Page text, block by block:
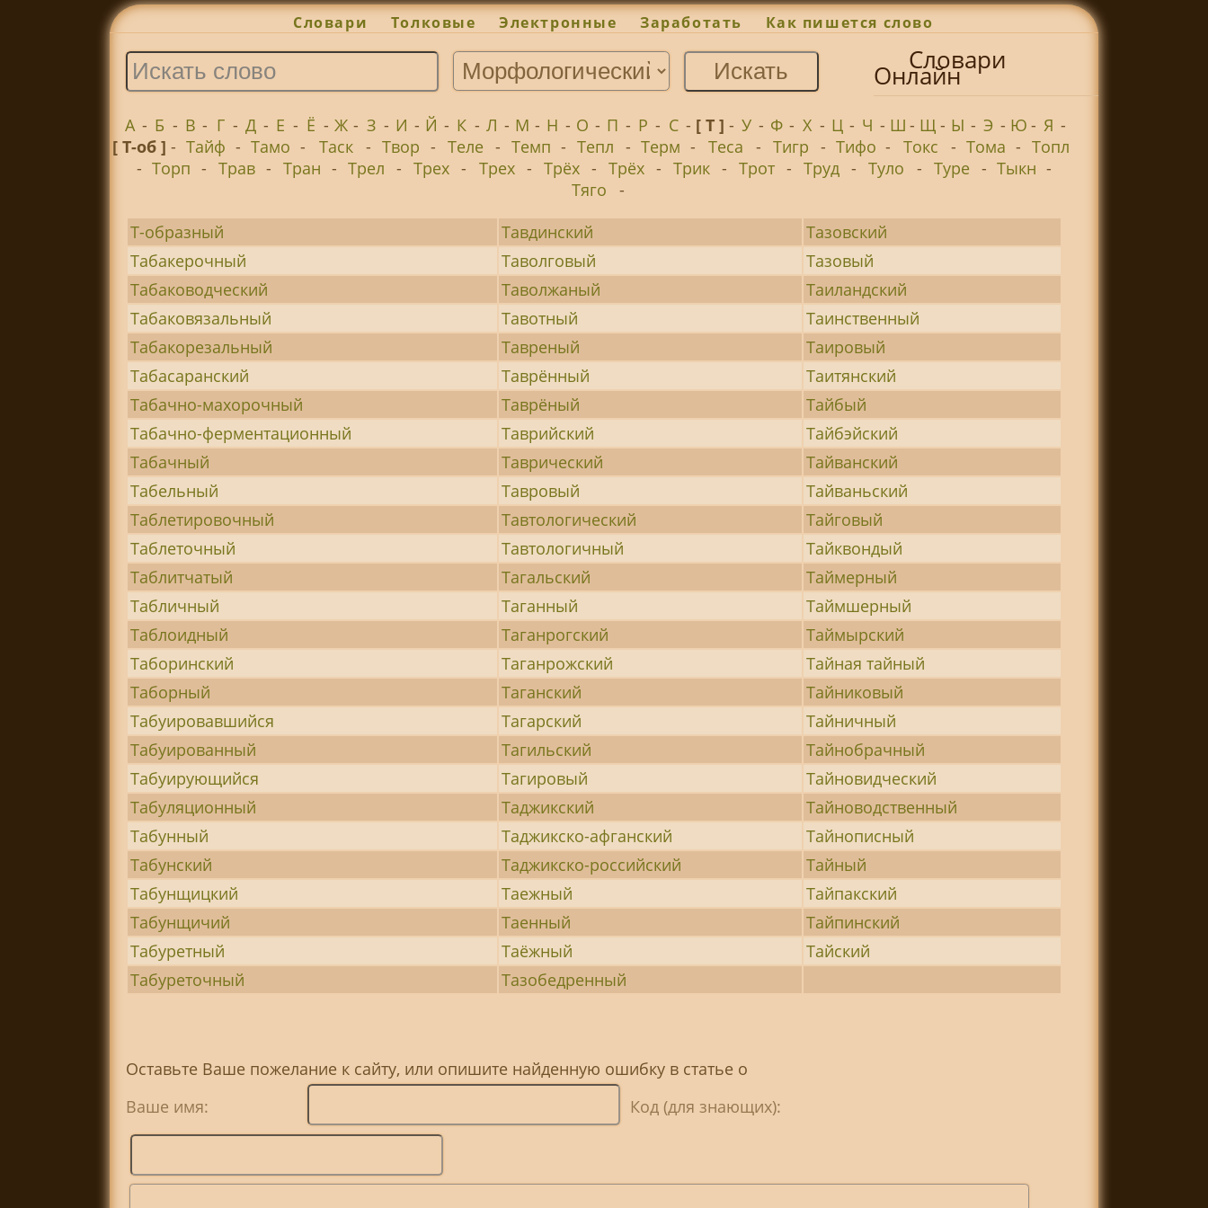
Словари Толковые Электронные Заработать Как пишется слово
Словари
Онлайн
А - Б - В - Г - Д - Е - Ё - Ж - З - И - Й - К - Л - М - Н - О - П - Р - С - [ Т ] - У - Ф - Х - Ц - Ч - Ш - Щ - Ы - Э - Ю- Я -
[ Т-об ] - Тайф - Тамо - Таск - Твор - Теле - Темп - Тепл - Терм - Теса - Тигр - Тифо - Токс - Тома - Топл
- Торп - Трав - Тран - Трел - Трех - Трех - Трёх - Трёх - Трик - Трот - Труд - Туло - Туре - Тыкн -
Тяго
-
Т-образный
Тавдинский
Тазовский
Табакерочный
Таволговый
Тазовый
Табаководческий
Таволжаный
Таиландский
Табаковязальный
Тавотный
Таинственный
Табакорезальный
Тавреный
Таировый
Табасаранский
Таврённый
Таитянский
Табачно-махорочный
Таврёный
Тайбый
Табачно-ферментационный
Таврийский
Тайбэйский
Табачный
Таврический
Тайванский
Табельный
Тавровый
Тайваньский
Таблетировочный
Тавтологический
Тайговый
Таблеточный
Тавтологичный
Тайквондый
Таблитчатый
Тагальский
Таймерный
Табличный
Таганный
Таймшерный
Таблоидный
Таганрогский
Таймырский
Таборинский
Таганрожский
Тайная тайный
Таборный
Таганский
Тайниковый
Табуировавшийся
Тагарский
Тайничный
Табуированный
Тагильский
Тайнобрачный
Табуирующийся
Тагировый
Тайновидческий
Табуляционный
Таджикский
Тайноводственный
Табунный
Таджикско-афганский
Тайнописный
Табунский
Таджикско-российский
Тайный
Табунщицкий
Таежный
Тайпакский
Табунщичий
Таенный
Тайпинский
Табуретный
Таёжный
Тайский
Табуреточный
Тазобедренный
Оставьте Ваше пожелание к сайту, или опишите найденную ошибку в статье о
Ваше имя:
Код (для знающих):